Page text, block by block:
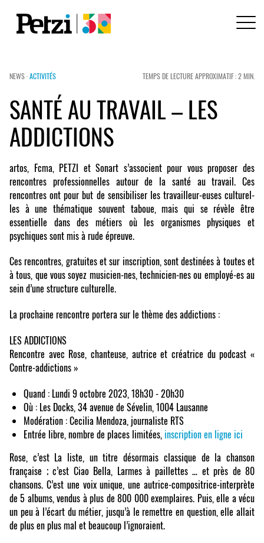
NEWS ·ACTIVITÉS TEMPS DE LECTURE APPROXIMATIF : 2 MIN.
SANTÉ AU TRAVAIL – LES
ADDICTIONS
artos, Fcma, PETZI et Sonart s’associent pour vous proposer des
rencontres professionnelles autour de la santé au travail. Ces
rencontres ont pour but de sensibiliser les travailleur-euses culturel-
les à une thématique souvent taboue, mais qui se révèle être
essentielle dans des métiers où les organismes physiques et
psychiques sont mis à rude épreuve.
Ces rencontres, gratuites et sur inscription, sont destinées à toutes et
à tous, que vous soyez musicien-nes, technicien-nes ou employé-es au
sein d’une structure culturelle.
La prochaine rencontre portera sur le thème des addictions :
LES ADDICTIONS
Rencontre avec Rose, chanteuse, autrice et créatrice du podcast «
Contre-addictions »
Quand : Lundi 9 octobre 2023, 18h30 - 20h30
Où : Les Docks, 34 avenue de Sévelin, 1004 Lausanne
Modération : Cecilia Mendoza, journaliste RTS
Entrée libre, nombre de places limitées, inscription en ligne ici
Rose, c’est La liste, un titre désormais classique de la chanson
française ; c’est Ciao Bella, Larmes à paillettes … et près de 80
chansons. C’est une voix unique, une autrice-compositrice-interprète
de 5 albums, vendus à plus de 800 000 exemplaires. Puis, elle a vécu
un peu à l’écart du métier, jusqu’à le remettre en question, elle allait
de plus en plus mal et beaucoup l’ignoraient.